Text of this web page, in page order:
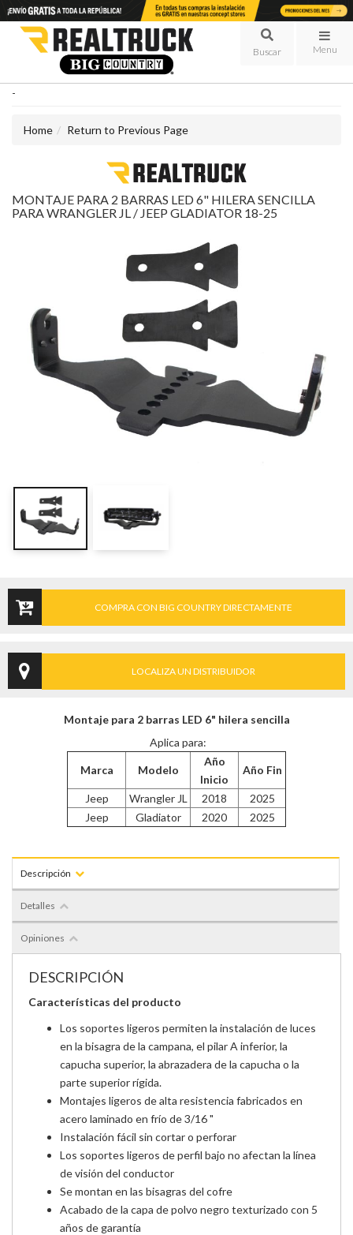
Menu
-
Home Return to Previous Page
MONTAJE PARA 2 BARRAS LED 6" HILERA SENCILLA
PARA WRANGLER JL / JEEP GLADIATOR 18-25
COMPRA CON BIG COUNTRY DIRECTAMENTE
LOCALIZA UN DISTRIBUIDOR
Montaje para 2 barras LED 6" hilera sencilla
Aplica para:
Marca Modelo
Año
Inicio
Año Fin
Jeep Wrangler JL 2018
2025
Jeep
Gladiator 2020 2025
Descripción
Detalles
Opiniones
DESCRIPCIÓN
Características del producto
Los soportes ligeros permiten la instalación de luces
en la bisagra de la campana, el pilar A inferior, la
capucha superior, la abrazadera de la capucha o la
parte superior rígida.
Montajes ligeros de alta resistencia fabricados en
acero laminado en frío de 3/16 "
Instalación fácil sin cortar o perforar
Los soportes ligeros de perfil bajo no afectan la línea
de visión del conductor
Se montan en las bisagras del cofre
Acabado de la capa de polvo negro texturizado con 5
años de garantía